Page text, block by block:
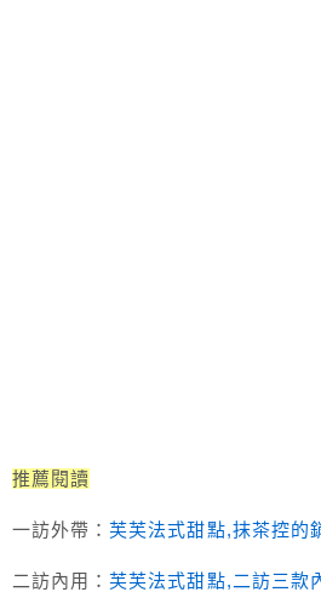
推薦閱讀
一訪外帶：芙芙法式甜點,抹茶控的
二訪內用：芙芙法式甜點,二訪三款